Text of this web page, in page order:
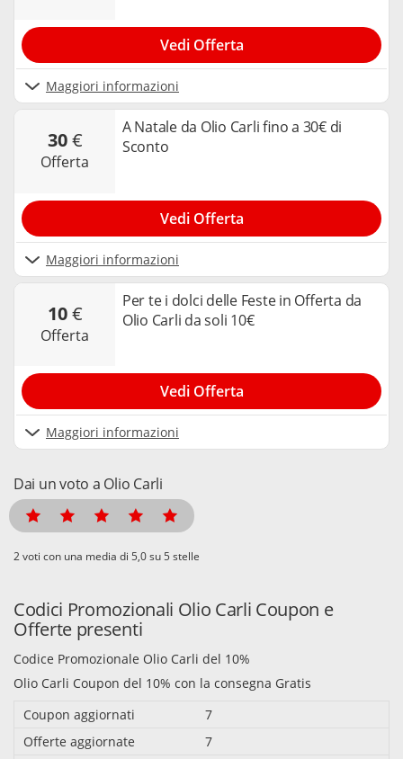
Maggiori informazioni
Vedi Offerta
30€
offerta
A Natale da Olio Carli fino a 30€ di
Sconto
Maggiori informazioni
Vedi Offerta
10€
offerta
Per te i dolci delle Feste in Offerta da
Olio Carli da soli 10€
Maggiori informazioni
Vedi Offerta
Dai un voto a Olio Carli
voti con una media di su 5 stelle
Codici Promozionali Olio Carli Coupon e
Offerte presenti
Codice Promozionale Olio Carli del 10%
Olio Carli Coupon del 10% con la consegna Gratis
Coupon aggiornati
7
Offerte aggiornate
7